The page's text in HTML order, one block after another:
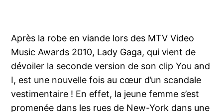
Après la robe en viande lors des MTV Video
Music Awards 2010, Lady Gaga, qui vient de
dévoiler la seconde version de son clip You and
I, est une nouvelle fois au cœur d’un scandale
vestimentaire ! En effet, la jeune femme s’est
promenée dans les rues de New-York dans une